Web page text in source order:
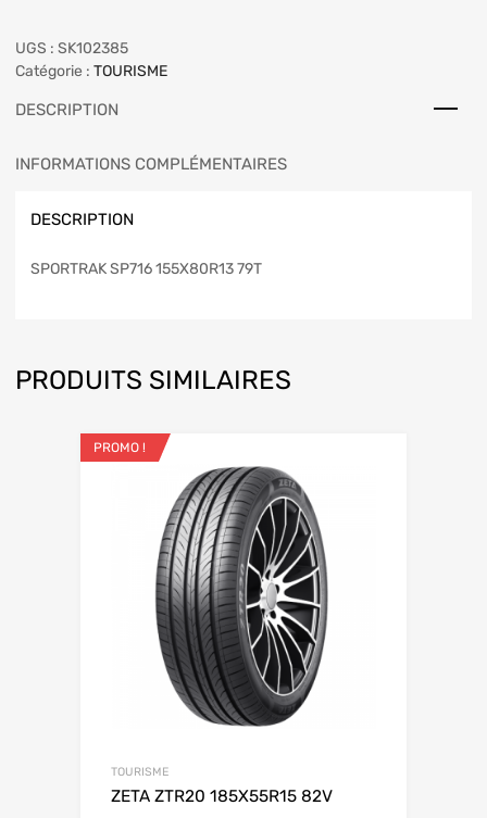
UGS : SK102385
Catégorie : TOURISME
DESCRIPTION
INFORMATIONS COMPLÉMENTAIRES
DESCRIPTION
SPORTRAK SP716 155X80R13 79T
PRODUITS SIMILAIRES
PROMO !
TOURISME
ZETA ZTR20 185X55R15 82V